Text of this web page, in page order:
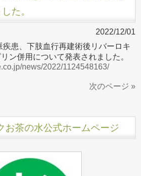
た。
2022/12/01
患、下肢血行再建術後リバーロキ
ン併用について発表されました。
news/2022/1124548163/
次のページ »
お茶の水公式ホームページ